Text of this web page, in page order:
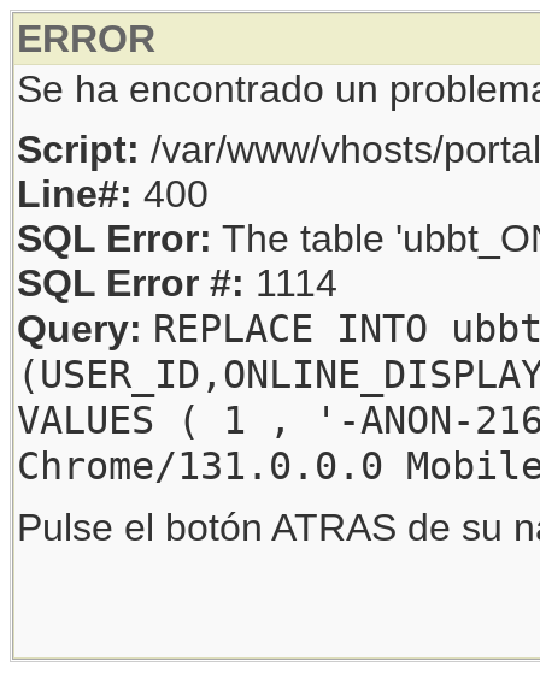
ERROR
Se ha encontrado un
Script: /var/www/vhosts/
Line#: 400
SQL Error: The table
SQL Error #: 1114
Query: REPLACE INTO
VALUES ( 1 , '-
Chrome/131.0.0.0
Pulse el botón ATRAS de su